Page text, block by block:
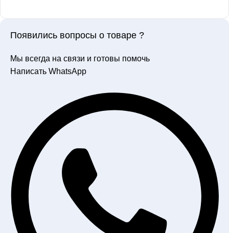
Появились вопросы о товаре ?
Мы всегда на связи и готовы помочь
Написать WhatsApp